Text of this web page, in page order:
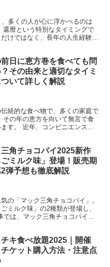
多くの人が心に浮かべるのは
還暦という特別なタイミングで
けではなく、長年の人生経験を
日に恵方巻を食べても問
その由来と適切なタイミ
いて詳しく解説
統的な食べ物で、多くの家庭で
の年の恵方を向いて無言で食
す。 近年、コンビニエンスス
角チョコパイ2025新作
ごミルク味」登場！販売期
弾予想も徹底解説
の「マック三角チョコパイ」。
ミルク味」の2種類が登場し、
は、マック三角チョコパイ
キ食べ放題2025｜開催
ケット購入方法・注意点